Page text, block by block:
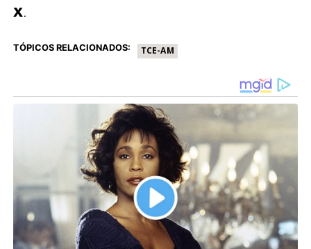
X.
TÓPICOS RELACIONADOS: TCE-AM